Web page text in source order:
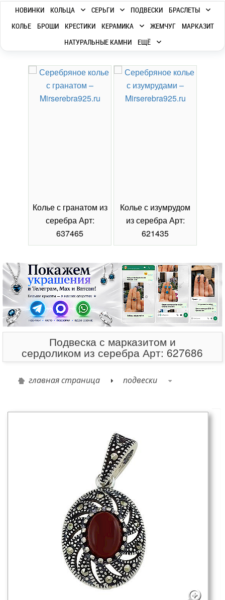
НОВИНКИ КОЛЬЦА СЕРЬГИ ПОДВЕСКИ
БРАСЛЕТЫ
КОЛЬЕ
БРОШИ КРЕСТИКИ КЕРАМИКА ЖЕМЧУГ
МАРКАЗИТ
НАТУРАЛЬНЫЕ КАМНИ
ЕЩЁ
Колье с гранатом из
серебра Арт:
637465
Колье с изумрудом
из серебра Арт:
621435
Подвеска с марказитом и
сердоликом из серебра Арт: 627686
главная страница подвески